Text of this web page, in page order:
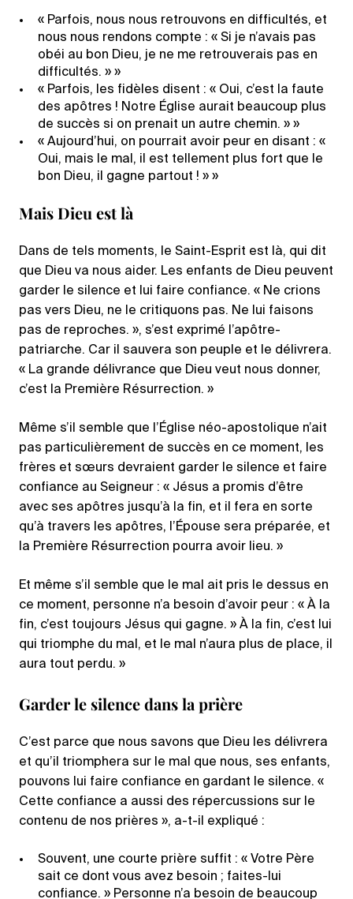
« Parfois, nous nous retrouvons en difficultés, et
nous nous rendons compte : « Si je n’avais pas
obéi au bon Dieu, je ne me retrouverais pas en
difficultés. » »
« Parfois, les fidèles disent : « Oui, c’est la faute
des apôtres ! Notre Église aurait beaucoup plus
de succès si on prenait un autre chemin. » »
« Aujourd’hui, on pourrait avoir peur en disant : «
Oui, mais le mal, il est tellement plus fort que le
bon Dieu, il gagne partout ! » »
Mais Dieu est là
Dans de tels moments, le Saint-Esprit est là, qui dit
que Dieu va nous aider. Les enfants de Dieu peuvent
garder le silence et lui faire confiance. « Ne crions
pas vers Dieu, ne le critiquons pas. Ne lui faisons
pas de reproches. », s’est exprimé l’apôtre-
patriarche. Car il sauvera son peuple et le délivrera.
« La grande délivrance que Dieu veut nous donner,
c’est la Première Résurrection. »
Même s’il semble que l’Église néo-apostolique n’ait
pas particulièrement de succès en ce moment, les
frères et sœurs devraient garder le silence et faire
confiance au Seigneur : « Jésus a promis d’être
avec ses apôtres jusqu’à la fin, et il fera en sorte
qu’à travers les apôtres, l’Épouse sera préparée, et
la Première Résurrection pourra avoir lieu. »
Et même s’il semble que le mal ait pris le dessus en
ce moment, personne n’a besoin d’avoir peur : « À la
fin, c’est toujours Jésus qui gagne. » À la fin, c’est lui
qui triomphe du mal, et le mal n’aura plus de place, il
aura tout perdu. »
Garder le silence dans la prière
C’est parce que nous savons que Dieu les délivrera
et qu’il triomphera sur le mal que nous, ses enfants,
pouvons lui faire confiance en gardant le silence. «
Cette confiance a aussi des répercussions sur le
contenu de nos prières », a-t-il expliqué :
Souvent, une courte prière suffit : « Votre Père
sait ce dont vous avez besoin ; faites-lui
confiance. » Personne n’a besoin de beaucoup